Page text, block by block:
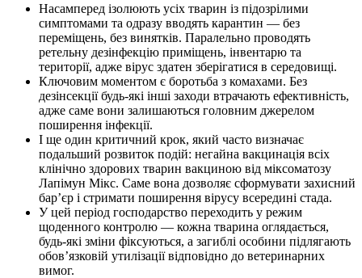
Насамперед ізолюють усіх тварин із підозрілими
симптомами та одразу вводять карантин — без
переміщень, без винятків. Паралельно проводять
ретельну дезінфекцію приміщень, інвентарю та
території, адже вірус здатен зберігатися в середовищі.
Ключовим моментом є боротьба з комахами. Без
дезінсекції будь-які інші заходи втрачають ефективність,
адже саме вони залишаються головним джерелом
поширення інфекції.
І ще один критичний крок, який часто визначає
подальший розвиток подій: негайна вакцинація всіх
клінічно здорових тварин вакциною від міксоматозу
Лапімун Мікс. Саме вона дозволяє сформувати захисний
бар’єр і стримати поширення вірусу всередині стада.
У цей період господарство переходить у режим
щоденного контролю — кожна тварина оглядається,
будь-які зміни фіксуються, а загиблі особини підлягають
обов’язковій утилізації відповідно до ветеринарних
вимог.